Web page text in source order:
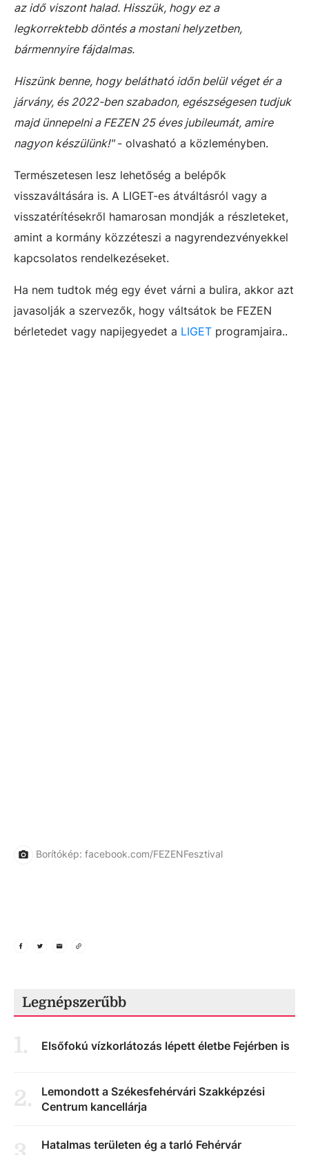
az idő viszont halad. Hisszük, hogy ez a
legkorrektebb döntés a mostani helyzetben,
bármennyire fájdalmas.
Hiszünk benne, hogy belátható időn belül véget ér a
járvány, és 2022-ben szabadon, egészségesen tudjuk
majd ünnepelni a FEZEN 25 éves jubileumát, amire
nagyon készülünk!"- olvasható a közleményben.
Természetesen lesz lehetőség a belépők
visszaváltására is. A LIGET-es átváltásról vagy a
visszatérítésekről hamarosan mondják a részleteket,
amint a kormány közzéteszi a nagyrendezvényekkel
kapcsolatos rendelkezéseket.
Ha nem tudtok még egy évet várni a bulira, akkor azt
javasolják a szervezők, hogy váltsátok be FEZEN
bérletedet vagy napijegyedet a LIGET programjaira..
Borítókép: facebook.com/FEZENFesztival
Legnépszerűbb
1. Elsőfokú vízkorlátozás lépett életbe Fejérben is
2.
Lemondott a Székesfehérvári Szakképzési
Centrum kancellárja
Hatalmas területen ég a tarló Fehérvár